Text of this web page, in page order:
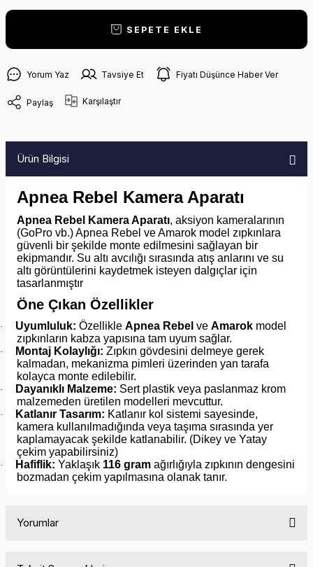
SEPETE EKLE
Yorum Yaz Tavsiye Et Fiyatı Düşünce Haber Ver
Paylaş Karşılaştır
Ürün Bilgisi
Apnea Rebel Kamera Aparatı
Apnea Rebel Kamera Aparatı, aksiyon kameralarının
(GoPro vb.) Apnea Rebel ve Amarok model zıpkınlara
güvenli bir şekilde monte edilmesini sağlayan bir
ekipmandır. Su altı avcılığı sırasında atış anlarını ve su
altı görüntülerini kaydetmek isteyen dalgıçlar için
tasarlanmıştır
Öne Çıkan Özellikler
· Uyumluluk: Özellikle Apnea Rebel ve Amarok model
zıpkınların kabza yapısına tam uyum sağlar.
· Montaj Kolaylığı: Zıpkın gövdesini delmeye gerek
kalmadan, mekanizma pimleri üzerinden yan tarafa
kolayca monte edilebilir.
· Dayanıklı Malzeme: Sert plastik veya paslanmaz krom
malzemeden üretilen modelleri mevcuttur.
· Katlanır Tasarım: Katlanır kol sistemi sayesinde,
kamera kullanılmadığında veya taşıma sırasında yer
kaplamayacak şekilde katlanabilir. (Dikey ve Yatay
çekim yapabilirsiniz)
· Hafiflik: Yaklaşık 116 gram ağırlığıyla zıpkının dengesini
bozmadan çekim yapılmasına olanak tanır.
Yorumlar